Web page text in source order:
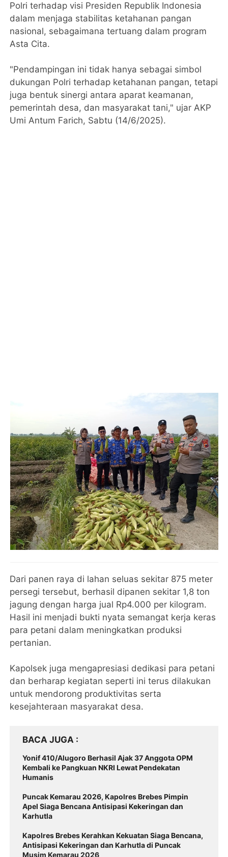
Polri terhadap visi Presiden Republik Indonesia
dalam menjaga stabilitas ketahanan pangan
nasional, sebagaimana tertuang dalam program
Asta Cita.
"Pendampingan ini tidak hanya sebagai simbol
dukungan Polri terhadap ketahanan pangan, tetapi
juga bentuk sinergi antara aparat keamanan,
pemerintah desa, dan masyarakat tani," ujar AKP
Umi Antum Farich, Sabtu (14/6/2025).
Dari panen raya di lahan seluas sekitar 875 meter
persegi tersebut, berhasil dipanen sekitar 1,8 ton
jagung dengan harga jual Rp4.000 per kilogram.
Hasil ini menjadi bukti nyata semangat kerja keras
para petani dalam meningkatkan produksi
pertanian.
Kapolsek juga mengapresiasi dedikasi para petani
dan berharap kegiatan seperti ini terus dilakukan
untuk mendorong produktivitas serta
kesejahteraan masyarakat desa.
BACA JUGA
Yonif 410/Alugoro Berhasil Ajak 37 Anggota OPM
Kembali ke Pangkuan NKRI Lewat Pendekatan
Humanis
Puncak Kemarau 2026, Kapolres Brebes Pimpin
Apel Siaga Bencana Antisipasi Kekeringan dan
Karhutla
Kapolres Brebes Kerahkan Kekuatan Siaga Bencana,
Antisipasi Kekeringan dan Karhutla di Puncak
Musim Kemarau 2026